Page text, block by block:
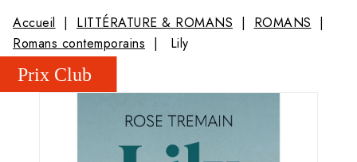
Accueil LITTÉRATURE & ROMANS
ROMANS
Romans contemporains
Lily